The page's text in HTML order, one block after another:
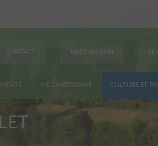
CONTACT FAIRE UN DON LE
VIE CHRÉTIENNE CULTURE ET